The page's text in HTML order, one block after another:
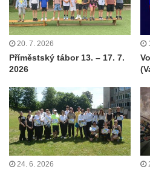
20. 7. 2026
Příměstský tábor 13. – 17. 7.
2026
24. 6. 2026